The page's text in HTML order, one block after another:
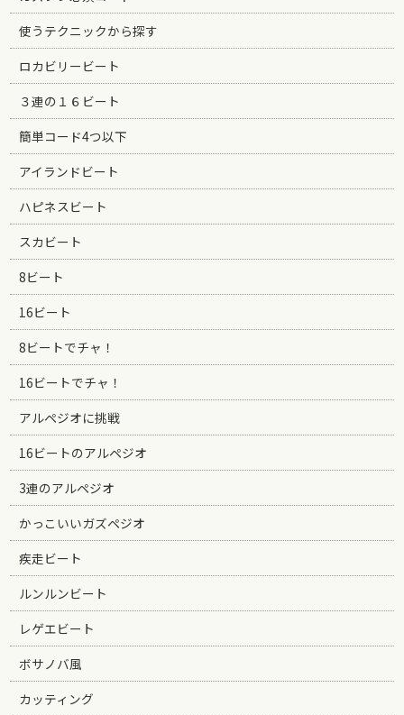
使うテクニックから探す
ロカビリービート
３連の１６ビート
簡単コード4つ以下
アイランドビート
ハピネスビート
スカビート
8ビート
16ビート
8ビートでチャ！
16ビートでチャ！
アルペジオに挑戦
16ビートのアルペジオ
3連のアルペジオ
かっこいいガズペジオ
疾走ビート
ルンルンビート
レゲエビート
ボサノバ風
カッティング